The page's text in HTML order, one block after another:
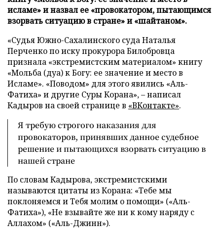
исламе» и назвал ее «провокатором, пытающимся
взорвать ситуацию в стране» и «шайтаном».
«Судья Южно-Сахалинского суда Наталья
Перченко по иску прокурора Билобровца
признала «экстремистским материалом» книгу
«Мольба (дуа) к Богу: ее значение и место в
Исламе». «Поводом» для этого явились «Аль-
Фатиха» и другие Суры Корана», – написал
Кадыров на своей странице в «ВКонтакте».
Я требую строгого наказания для
провокаторов, принявших данное судебное
решение и пытающихся взорвать ситуацию в
нашей стране
По словам Кадырова, экстремистскими
называются цитаты из Корана: «Тебе мы
поклоняемся и Тебя молим о помощи» («Аль-
Фатиха»), «Не взывайте же ни к кому наряду с
Аллахом» («Аль-Джинн»).